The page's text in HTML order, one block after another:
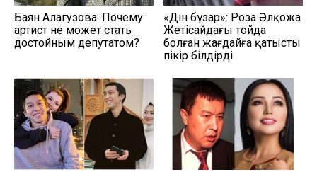
Баян Алагузова: Почему
артист не может стать
достойным депутатом?
«Дін бұзар»: Роза Әлқожа
Жетісайдағы тойда
болған жағдайға қатысты
пікір білдірді